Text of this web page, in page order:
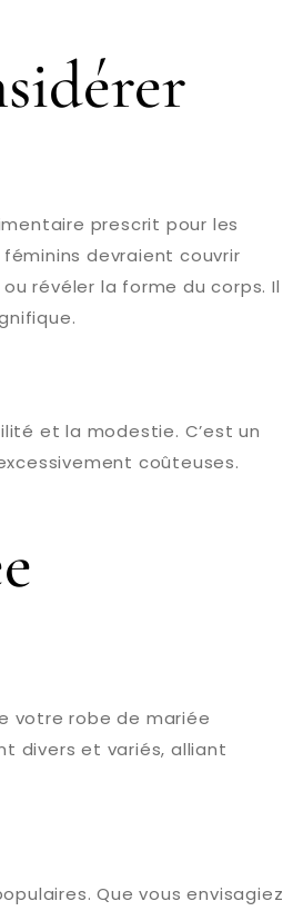
prescrit pour les
devraient couvrir
révéler la forme du corps. Il
et la modestie. C’est un
coûteuses.
votre robe de mariée
divers et variés, alliant
Que vous envisagiez